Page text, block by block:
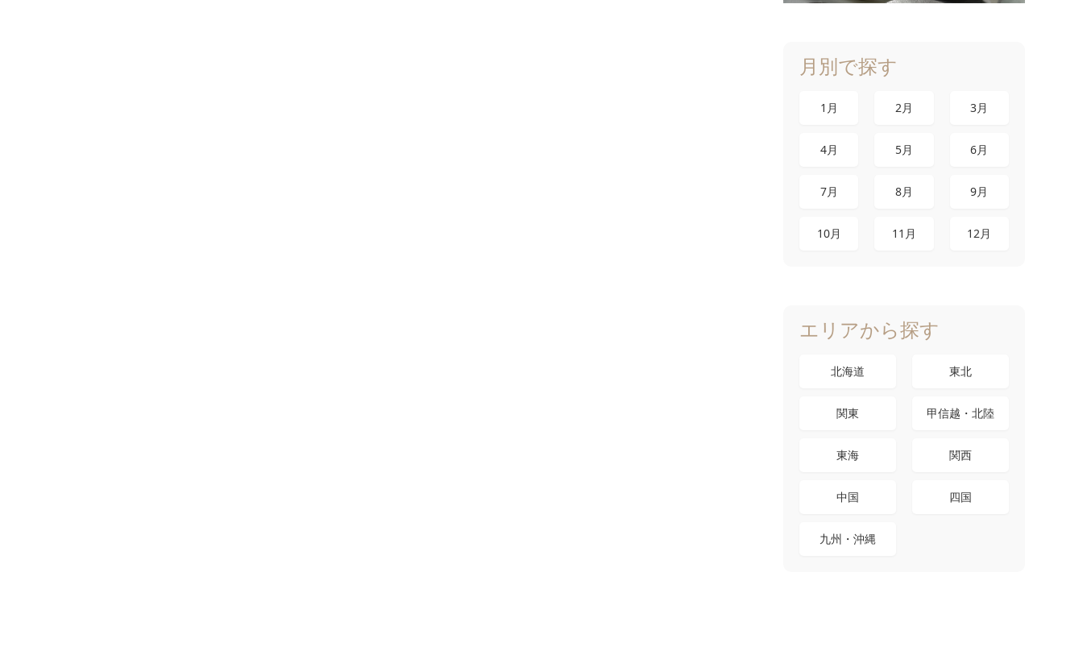
月別で探す
1月 2月 3月
4月 5月 6月
7月 8月 9月
10月 11月 12月
エリアから探す
北海道 東北
関東 甲信越・北陸
東海 関西
中国 四国
九州・沖縄